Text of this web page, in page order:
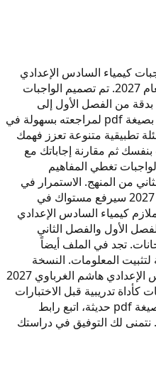
كيمياء السادس الإعدادي
من إعداد الأستاذ هاشم الغرباوي لعام 2027. تم تصميم الواجبات
بدقة من الفصل الأول إلى
الفصل الثاني. يمكنك تحميل الملف بصيغة pdf لمراجعته بسهولة في
تطبيقية متنوعة تعزز فهمك
ثم مقارنة إجاباتك مع
تغطي المفاهيم
من المنهج. الاستمرار في
حل واجبات هاشم الغرباوي كيمياء 2027 سيرفع مستواك في
كيمياء السادس الإعدادي
الأول والفصل الثاني
تجد في الملف أيضاً
المعلومات. النسخة
المرفقة من واجبات كيمياء السادس الإعدادي هاشم الغرباوي 2027
تدريبية قبل الاختبارات
الشهرية والنهائية. لتحميل الملف بصيغة pdf حديثة، اتبع رابط
لك التوفيق في دراستك